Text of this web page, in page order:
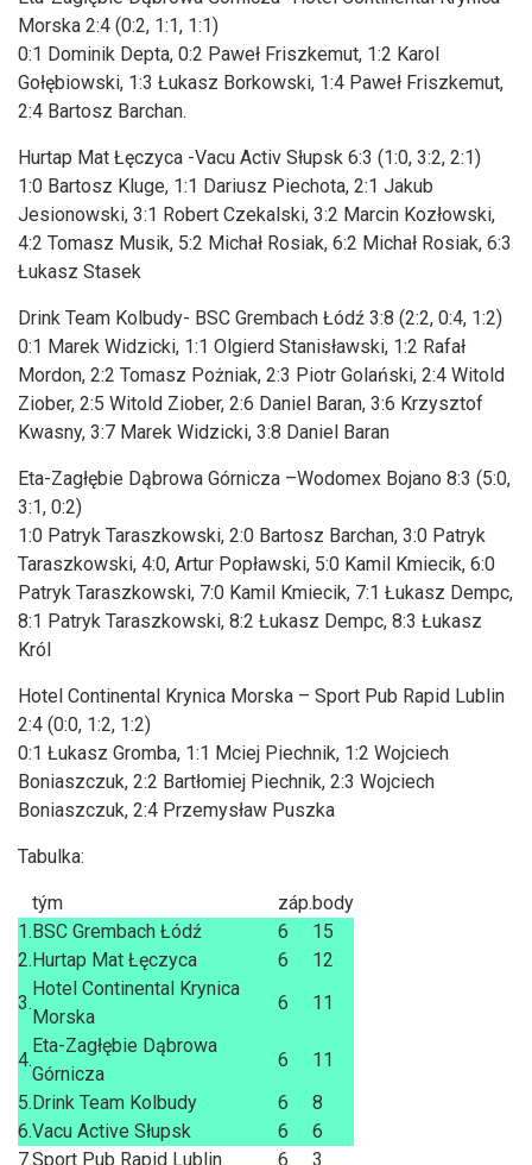
Morska 2:4 (0:2, 1:1, 1:1)
0:1 Dominik Depta, 0:2 Paweł Friszkemut, 1:2 Karol
Gołębiowski, 1:3 Łukasz Borkowski, 1:4 Paweł Friszkemut,
2:4 Bartosz Barchan.
Hurtap Mat Łęczyca -Vacu Activ Słupsk 6:3 (1:0, 3:2, 2:1)
1:0 Bartosz Kluge, 1:1 Dariusz Piechota, 2:1 Jakub
Jesionowski, 3:1 Robert Czekalski, 3:2 Marcin Kozłowski,
4:2 Tomasz Musik, 5:2 Michał Rosiak, 6:2 Michał Rosiak, 6:3
Łukasz Stasek
Drink Team Kolbudy- BSC Grembach Łódź 3:8 (2:2, 0:4, 1:2)
0:1 Marek Widzicki, 1:1 Olgierd Stanisławski, 1:2 Rafał
Mordon, 2:2 Tomasz Pożniak, 2:3 Piotr Golański, 2:4 Witold
Ziober, 2:5 Witold Ziober, 2:6 Daniel Baran, 3:6 Krzysztof
Kwasny, 3:7 Marek Widzicki, 3:8 Daniel Baran
Eta-Zagłębie Dąbrowa Górnicza –Wodomex Bojano 8:3 (5:0,
3:1, 0:2)
1:0 Patryk Taraszkowski, 2:0 Bartosz Barchan, 3:0 Patryk
Taraszkowski, 4:0, Artur Popławski, 5:0 Kamil Kmiecik, 6:0
Patryk Taraszkowski, 7:0 Kamil Kmiecik, 7:1 Łukasz Dempc,
8:1 Patryk Taraszkowski, 8:2 Łukasz Dempc, 8:3 Łukasz
Król
Hotel Continental Krynica Morska – Sport Pub Rapid Lublin
2:4 (0:0, 1:2, 1:2)
0:1 Łukasz Gromba, 1:1 Mciej Piechnik, 1:2 Wojciech
Boniaszczuk, 2:2 Bartłomiej Piechnik, 2:3 Wojciech
Boniaszczuk, 2:4 Przemysław Puszka
Tabulka:
tým záp.body
1.BSC Grembach Łódź 6
15
2.Hurtap Mat Łęczyca 6
12
3.
Hotel Continental Krynica
Morska
6 11
4.
Eta-Zagłębie Dąbrowa
Górnicza
6
11
5.Drink Team Kolbudy 6
8
6.Vacu Active Słupsk 6
6
7.Sport Pub Rapid Lublin 6
3